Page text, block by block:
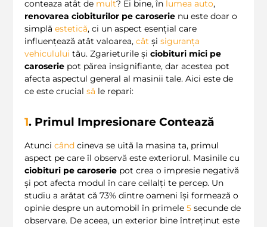
conteaza atât de mult? Ei bine, în lumea auto,
renovarea ciobiturilor pe caroserie nu este doar o
simplă estetică, ci un aspect esențial care
influențează atât valoarea, cât și siguranța
vehiculului tău. Zgarieturile și ciobituri mici pe
caroserie pot părea insignifiante, dar acestea pot
afecta aspectul general al masinii tale. Aici este de
ce este crucial să le repari:
1. Primul Impresionare Contează
Atunci când cineva se uită la masina ta, primul
aspect pe care îl observă este exteriorul. Masinile cu
ciobituri pe caroserie pot crea o impresie negativă
și pot afecta modul în care ceilalți te percep. Un
studiu a arătat că 73% dintre oameni își formează o
opinie despre un automobil în primele 5 secunde de
observare. De aceea, un exterior bine întreținut este